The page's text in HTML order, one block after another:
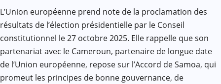
L’Union européenne prend note de la proclamation des
résultats de l’élection présidentielle par le Conseil
constitutionnel le 27 octobre 2025. Elle rappelle que son
partenariat avec le Cameroun, partenaire de longue date
de l’Union européenne, repose sur l’Accord de Samoa, qui
promeut les principes de bonne gouvernance, de